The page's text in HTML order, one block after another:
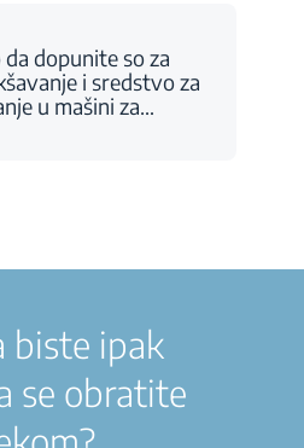
da dopunite so za
i sredstvo za
u mašini za…
biste ipak
se obratite